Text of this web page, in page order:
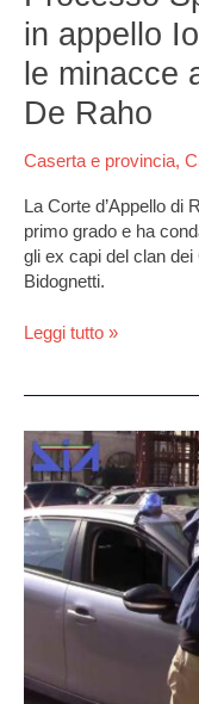
in appello
le minacce
De Raho
Caserta e provincia,
La Corte d’Appello di
primo grado e ha
gli ex capi del clan
Bidognetti.
De
Raho
Leggi tutto »
Clan
Zagaria,
la
Dda:
«Tentano
di
riorganizzarsi».
Otto
i